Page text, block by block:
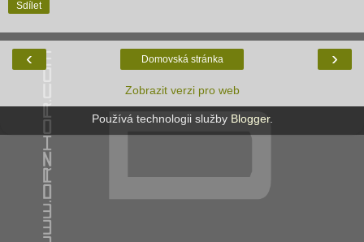
Sdílet
‹ ›
Domovská stránka
Zobrazit verzi pro web
Používá technologii služby Blogger.